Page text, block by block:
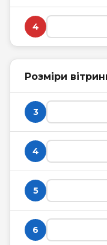
4
Розміри
3
4
5
6